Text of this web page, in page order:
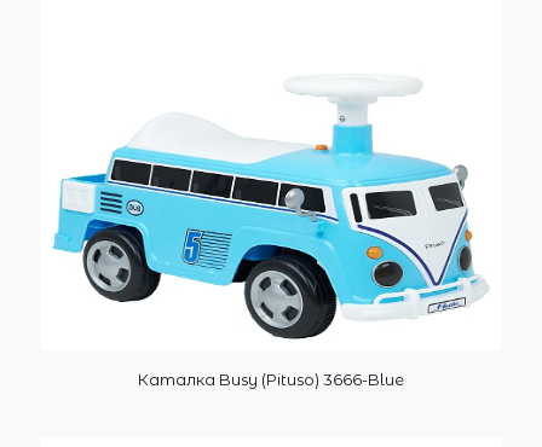
Каталка Busy (Pituso) 3666-Blue